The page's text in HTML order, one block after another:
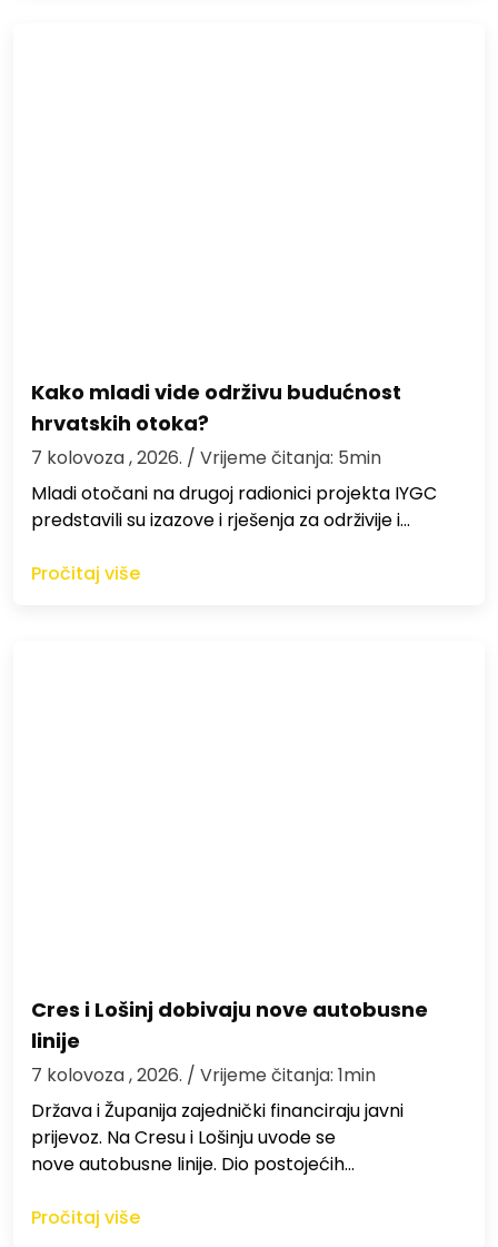
Kako mladi vide održivu budućnost
hrvatskih otoka?
7 kolovoza , 2026. / Vrijeme čitanja: 5min
Mladi otočani na drugoj radionici projekta IYGC
predstavili su izazove i rješenja za održivije i…
Pročitaj više
Cres i Lošinj dobivaju nove autobusne
linije
7 kolovoza , 2026. / Vrijeme čitanja: 1min
Država i Županija zajednički financiraju javni
prijevoz. Na Cresu i Lošinju uvode se
nove autobusne linije. Dio postojećih…
Pročitaj više